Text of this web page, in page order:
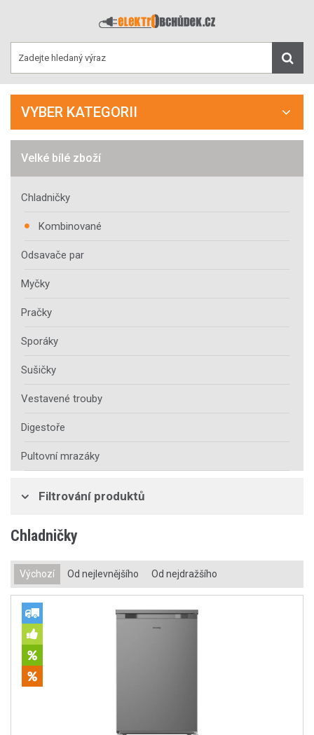
VYBER KATEGORII
Velké bílé zboží
Chladničky
Kombinované
Odsavače par
Myčky
Pračky
Sporáky
Sušičky
Vestavené trouby
Digestoře
Pultovní mrazáky
Filtrování produktů
Chladničky
Výchozí Od nejlevnějšího Od nejdražšího